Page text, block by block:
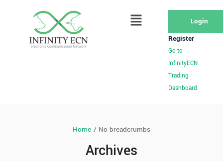
Login
Register
Go to
InfinityECN
Trading
Dashboard.
Home / No breadcrumbs
Archives